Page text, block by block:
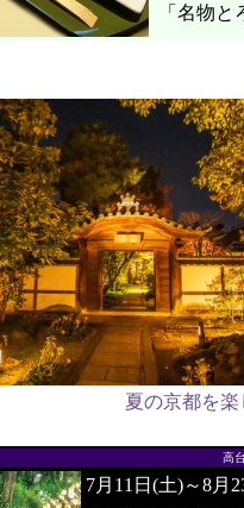
「名物と
夏の京都を
高
7月11日(土)～8月